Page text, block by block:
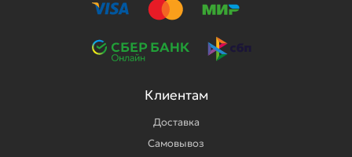
Клиентам
Доставка
Самовывоз